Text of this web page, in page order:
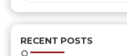
RECENT POSTS